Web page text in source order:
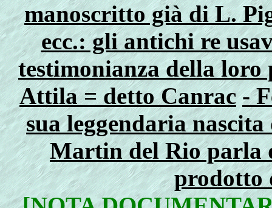
manoscritto già di L.
ecc.: gli antichi re
testimonianza della loro
Attila = detto Canrac -
sua leggendaria
Martin del Rio parla
prodotto